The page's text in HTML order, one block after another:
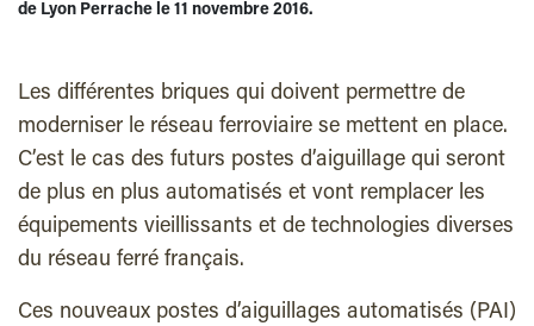
de Lyon Perrache le 11 novembre 2016.
Les différentes briques qui doivent permettre de
moderniser le réseau ferroviaire se mettent en place.
C’est le cas des futurs postes d’aiguillage qui seront
de plus en plus automatisés et vont remplacer les
équipements vieillissants et de technologies diverses
du réseau ferré français.
Ces nouveaux postes d’aiguillages automatisés (PAI)